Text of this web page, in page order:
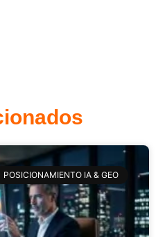
POSICIONAMIENTO IA & GEO